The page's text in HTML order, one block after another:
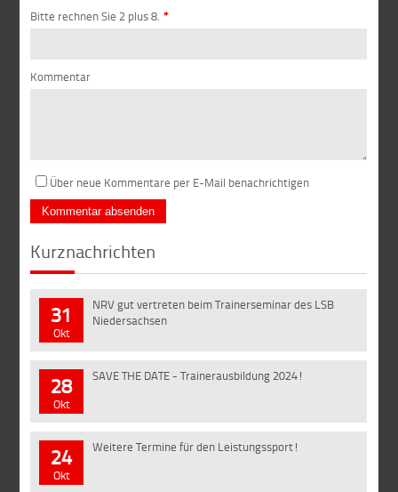
Bitte rechnen Sie 2 plus 8. *
Kommentar
Über neue Kommentare per E-Mail benachrichtigen
Kurznachrichten
31
Okt
NRV gut vertreten beim Trainerseminar des LSB
Niedersachsen
28
Okt
SAVE THE DATE - Trainerausbildung 2024!
24
Okt
Weitere Termine für den Leistungssport!